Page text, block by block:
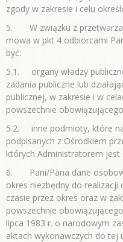
zgody w zakresie i celu
5. W związku z
mowa w pkt 4 odbiorcami
być:
5.1. organy władzy
zadania publiczne lub
publicznej, w zakresie i w
powszechnie
5.2. inne podmioty, które
podpisanych z Ośrodkiem
których Administratorem jest
6. Pani/Pana dane
okres niezbędny do
czasie przez okres oraz w
powszechnie
lipca 1983 r. o narodowym
aktach wykonawczych do tej